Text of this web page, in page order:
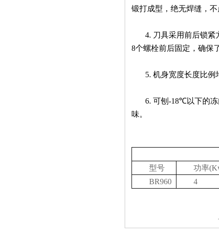
锻打成型，绝无焊缝，
4. 刀具采用前后锁
8个螺栓前后固定，确保
5. 机身宽度长度比例
6. 可刨-18℃以下的
味。
型号 功率
BR960
4